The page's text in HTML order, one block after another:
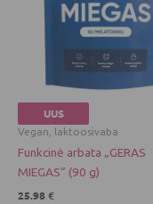
UUS
Vegan, laktoosivaba
Funkcinė arbata „GERAS
MIEGAS” (90 g)
25.98€